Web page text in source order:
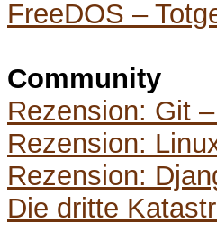
FreeDOS –
Community
Rezension: Git
Rezension:
Rezension:
Die dritte